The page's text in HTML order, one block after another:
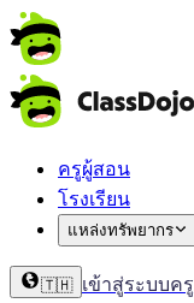
ครูผู้สอน
โรงเรียน
แหล่งทรัพยากร
🇹🇭 เข้าสู่ระบบครู